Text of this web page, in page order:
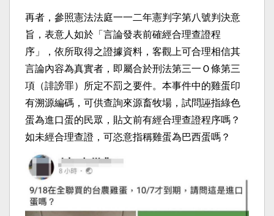
再者，參照憲法法庭一一二年憲判字第八號判決意
旨，表意人如於「言論發表前確經合理查證程
序」，依所取得之證據資料，客觀上可合理相信其
言論內容為真實者，即屬合於刑法第三一Ｏ條第三
項（誹謗罪）所定不罰之要件。本事件中的雞蛋印
有溯源編碼，可供查詢來源畜牧場，試問誣指綠色
蛋為進口蛋的民眾，貼文前有經合理查證程序嗎？
如未經合理查證，可恣意指稱雞蛋為巴西蛋嗎？